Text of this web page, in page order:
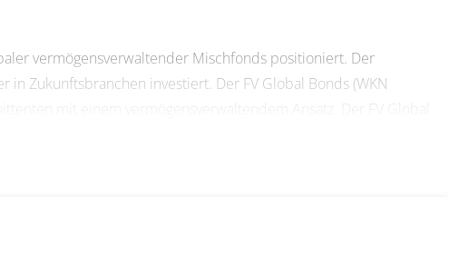
vermögensverwaltender Mischfonds positioniert. Der
in Zukunftsbranchen investiert. Der FV Global Bonds (WKN
namenhaften Banken und Fondsplattformen erwerbbar. In der
Vermögensverwaltung und einer individuellen